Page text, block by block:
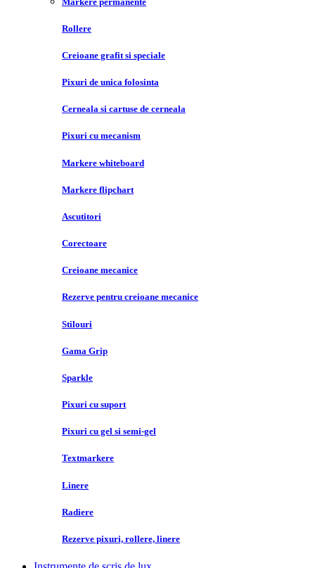
Rollere
Creioane grafit si speciale
Pixuri de unica folosinta
Cerneala si cartuse de cerneala
Pixuri cu mecanism
Markere whiteboard
Markere flipchart
Ascutitori
Corectoare
Creioane mecanice
Rezerve pentru creioane mecanice
Stilouri
Gama Grip
Sparkle
Pixuri cu suport
Pixuri cu gel si semi-gel
Textmarkere
Linere
Radiere
Rezerve pixuri, rollere, linere